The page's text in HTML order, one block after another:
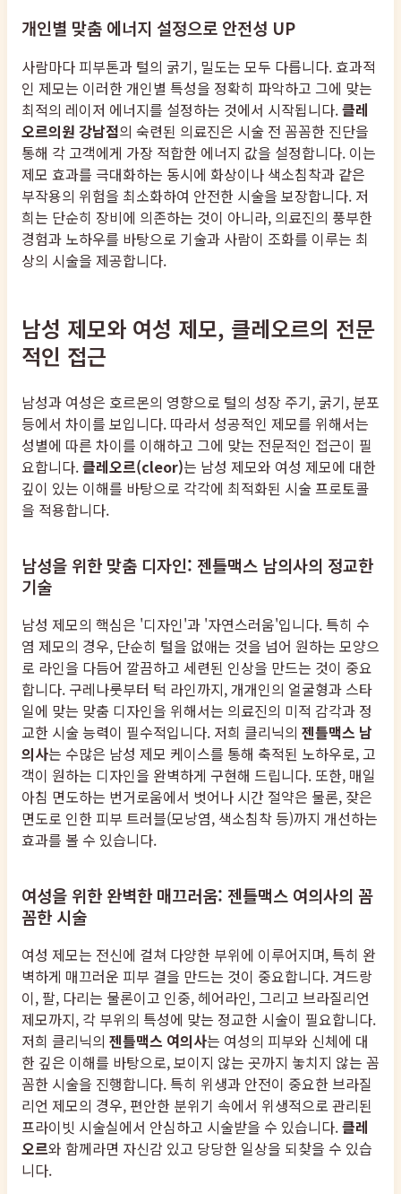
개인별 맞춤 에너지 설정으로 안전성 UP
사람마다 피부톤과 털의 굵기, 밀도는 모두 다릅니다. 효과적
인 제모는 이러한 개인별 특성을 정확히 파악하고 그에 맞는
최적의 레이저 에너지를 설정하는 것에서 시작됩니다.클레
오르의원 강남점의 숙련된 의료진은 시술 전 꼼꼼한 진단을
통해 각 고객에게 가장 적합한 에너지 값을 설정합니다. 이는
제모 효과를 극대화하는 동시에 화상이나 색소침착과 같은
부작용의 위험을 최소화하여 안전한 시술을 보장합니다. 저
희는 단순히 장비에 의존하는 것이 아니라, 의료진의 풍부한
경험과 노하우를 바탕으로 기술과 사람이 조화를 이루는 최
상의 시술을 제공합니다.
남성 제모와 여성 제모, 클레오르의 전문
적인 접근
남성과 여성은 호르몬의 영향으로 털의 성장 주기, 굵기, 분포
등에서 차이를 보입니다. 따라서 성공적인 제모를 위해서는
성별에 따른 차이를 이해하고 그에 맞는 전문적인 접근이 필
요합니다.클레오르(cleor)는 남성 제모와 여성 제모에 대한
깊이 있는 이해를 바탕으로 각각에 최적화된 시술 프로토콜
을 적용합니다.
남성을 위한 맞춤 디자인: 젠틀맥스 남의사의 정교한
기술
남성 제모의 핵심은 '디자인'과 '자연스러움'입니다. 특히 수
염 제모의 경우, 단순히 털을 없애는 것을 넘어 원하는 모양으
로 라인을 다듬어 깔끔하고 세련된 인상을 만드는 것이 중요
합니다. 구레나룻부터 턱 라인까지, 개개인의 얼굴형과 스타
일에 맞는 맞춤 디자인을 위해서는 의료진의 미적 감각과 정
교한 시술 능력이 필수적입니다. 저희 클리닉의 젠틀맥스 남
의사는 수많은 남성 제모 케이스를 통해 축적된 노하우로, 고
객이 원하는 디자인을 완벽하게 구현해 드립니다. 또한, 매일
아침 면도하는 번거로움에서 벗어나 시간 절약은 물론, 잦은
면도로 인한 피부 트러블(모낭염, 색소침착 등)까지 개선하는
효과를 볼 수 있습니다.
여성을 위한 완벽한 매끄러움: 젠틀맥스 여의사의 꼼
꼼한 시술
여성 제모는 전신에 걸쳐 다양한 부위에 이루어지며, 특히 완
벽하게 매끄러운 피부 결을 만드는 것이 중요합니다. 겨드랑
이, 팔, 다리는 물론이고 인중, 헤어라인, 그리고 브라질리언
제모까지, 각 부위의 특성에 맞는 정교한 시술이 필요합니다.
저희 클리닉의 젠틀맥스 여의사는 여성의 피부와 신체에 대
한 깊은 이해를 바탕으로, 보이지 않는 곳까지 놓치지 않는 꼼
꼼한 시술을 진행합니다. 특히 위생과 안전이 중요한 브라질
리언 제모의 경우, 편안한 분위기 속에서 위생적으로 관리된
프라이빗 시술실에서 안심하고 시술받을 수 있습니다.클레
오르와 함께라면 자신감 있고 당당한 일상을 되찾을 수 있습
니다.